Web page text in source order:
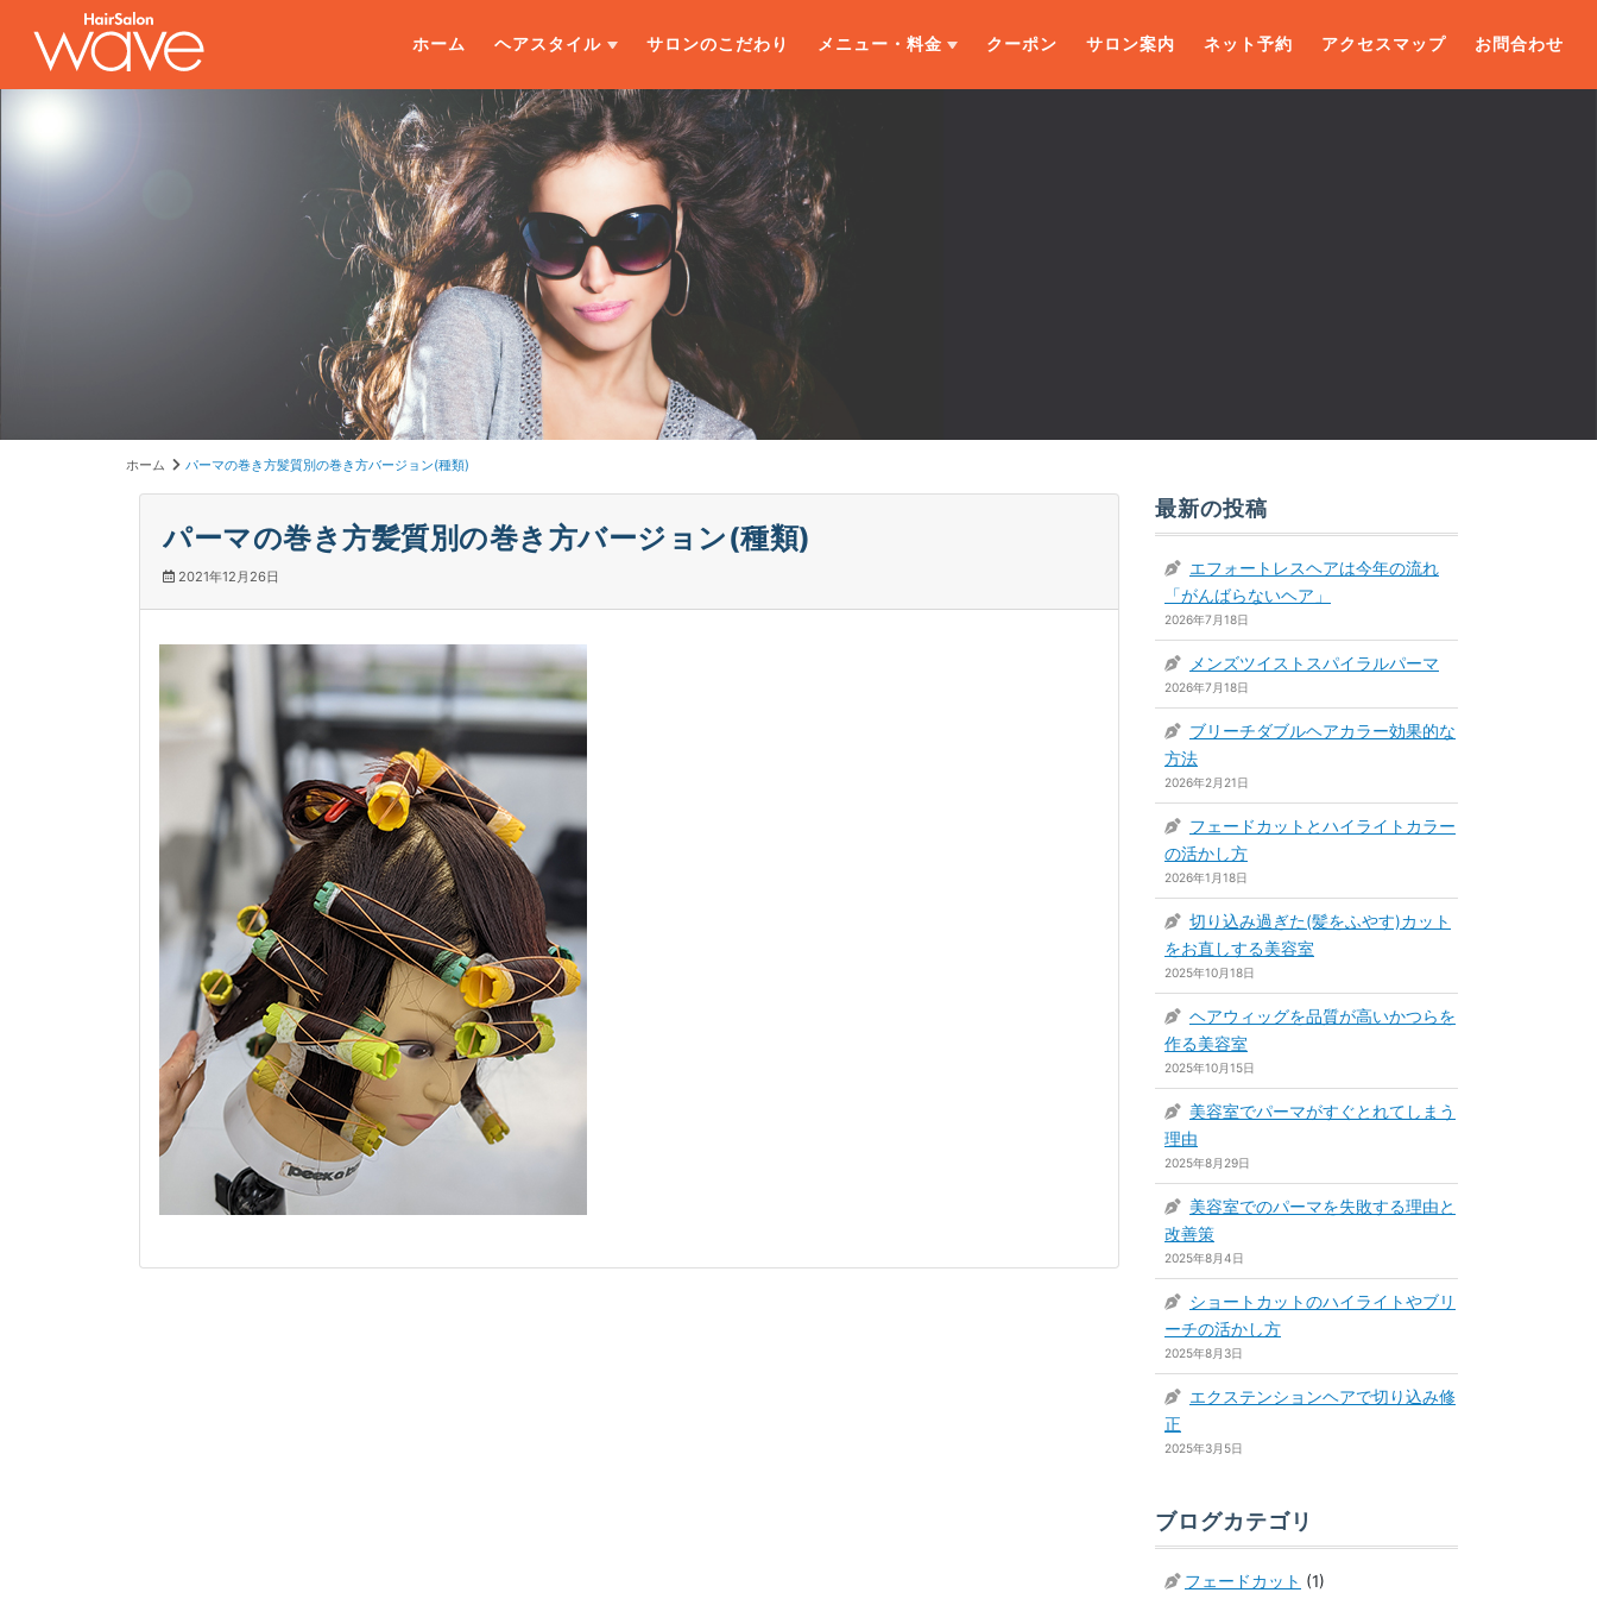
ホーム ヘアスタイル サロンのこだわり メニュー・料金 クーポン サロン案内 ネット予約 アクセスマップ お問合わせ
ホーム パーマの巻き方髪質別の巻き方バージョン(種類)
パーマの巻き方髪質別の巻き方バージョン(種類)
2021年12月26日
最新の投稿
エフォートレスヘアは今年の流れ
「がんばらないヘア」
2026年7月18日
メンズツイストスパイラルパーマ
2026年7月18日
ブリーチダブルヘアカラー効果的な
方法
2026年2月21日
フェードカットとハイライトカラー
の活かし方
2026年1月18日
切り込み過ぎた(髪をふやす)カット
をお直しする美容室
2025年10月18日
ヘアウィッグを品質が高いかつらを
作る美容室
2025年10月15日
美容室でパーマがすぐとれてしまう
理由
2025年8月29日
美容室でのパーマを失敗する理由と
改善策
2025年8月4日
ショートカットのハイライトやブリ
ーチの活かし方
2025年8月3日
エクステンションヘアで切り込み修
正
2025年3月5日
ブログカテゴリ
フェードカット (1)